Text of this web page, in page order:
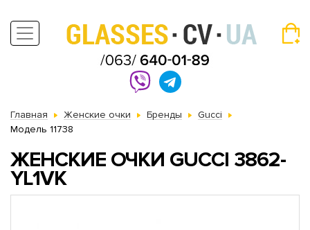
Главная Женские очки Бренды
Gucci
Модель 11738
ЖЕНСКИЕ ОЧКИ GUCCI 3862-
YL1VK